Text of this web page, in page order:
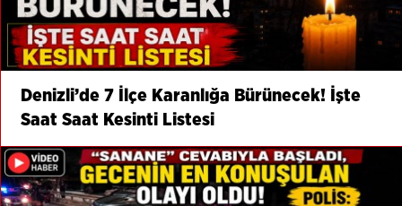
Denizli’de 7 İlçe Karanlığa Bürünecek! İşte
Saat Saat Kesinti Listesi